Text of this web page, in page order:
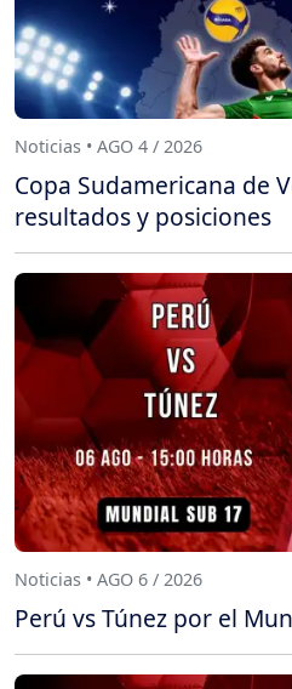
Noticias • AGO 4 / 2026
Copa Sudamericana de
resultados y posiciones
Noticias • AGO 6 / 2026
Perú vs Túnez por el